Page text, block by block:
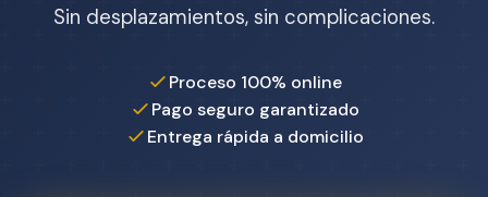
Sin desplazamientos, sin complicaciones.
Proceso 100% online
Pago seguro garantizado
Entrega rápida a domicilio